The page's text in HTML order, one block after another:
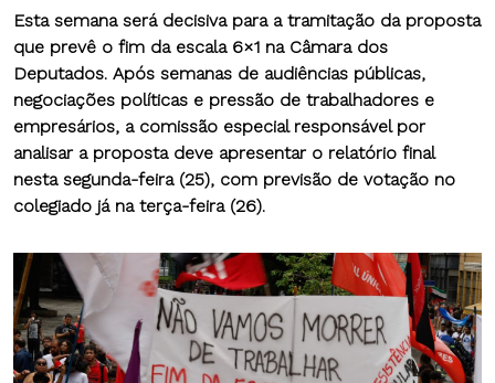
Esta semana será decisiva para a tramitação da proposta
que prevê o fim da escala 6×1 na Câmara dos
Deputados. Após semanas de audiências públicas,
negociações políticas e pressão de trabalhadores e
empresários, a comissão especial responsável por
analisar a proposta deve apresentar o relatório final
nesta segunda-feira (25), com previsão de votação no
colegiado já na terça-feira (26).